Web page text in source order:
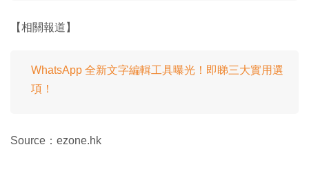
【相關報道】
WhatsApp 全新文字編輯工具曝光！即睇三大實用選
項！
Source：ezone.hk